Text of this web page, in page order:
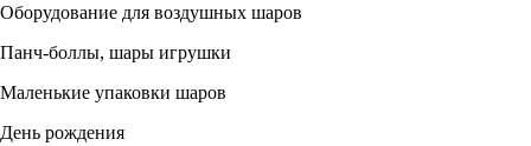
Оборудование для воздушных шаров
Панч-боллы, шары игрушки
Маленькие упаковки шаров
День рождения